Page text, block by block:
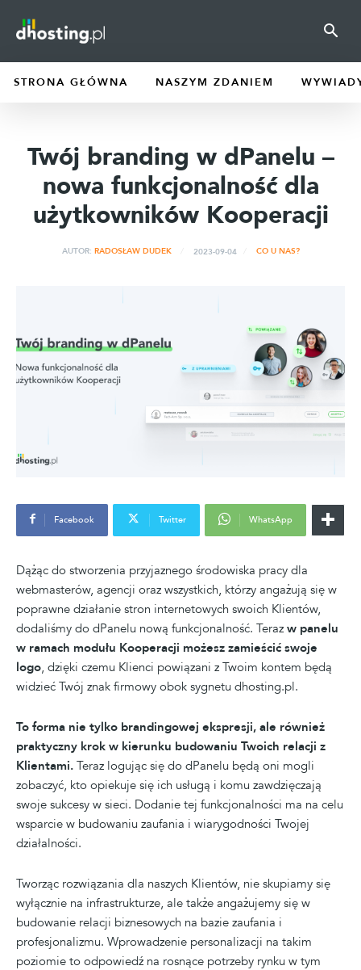
STRONA GŁÓWNA NASZYM ZDANIEM
Twój branding w dPanelu –
nowa funkcjonalność dla
użytkowników Kooperacji
AUTOR: RADOSŁAW DUDEK 2023-09-04 CO U NAS?
Facebook Twitter WhatsApp
Dążąc do stworzenia przyjaznego środowiska pracy dla
webmasterów, agencji oraz wszystkich, którzy angażują się w
poprawne działanie stron internetowych swoich Klientów,
dodaliśmy do dPanelu nową funkcjonalność. Teraz w panelu
w ramach modułu Kooperacji możesz zamieścić swoje
logo, dzięki czemu Klienci powiązani z Twoim kontem będą
widzieć Twój znak firmowy obok sygnetu dhosting.pl.
To forma nie tylko brandingowej ekspresji, ale również
praktyczny krok w kierunku budowaniu Twoich relacji z
Klientami. Teraz logując się do dPanelu będą oni mogli
zobaczyć, kto opiekuje się ich usługą i komu zawdzięczają
swoje sukcesy w sieci. Dodanie tej funkcjonalności ma na celu
wsparcie w budowaniu zaufania i wiarygodności Twojej
działalności.
Tworząc rozwiązania dla naszych Klientów, nie skupiamy się
wyłącznie na infrastrukturze, ale także angażujemy się w
budowanie relacji biznesowych na bazie zaufania i
profesjonalizmu. Wprowadzenie personalizacji na takim
poziomie to odpowiedź na rosnące potrzeby rynku w tym